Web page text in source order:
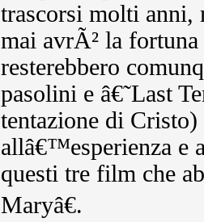
trascorsi molti anni,
mai avrÃ² la
resterebbero
pasolini e â€˜Last
tentazione di
allâ€™esperienza e
questi tre film che
Maryâ€.